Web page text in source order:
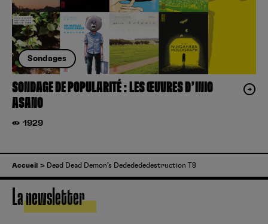
Sondages
SONDAGE DE POPULARITÉ : LES ŒUVRES D’INIO
ASANO
1929
Accueil Dead Dead Demon’s Dededededestruction T8
La newsletter